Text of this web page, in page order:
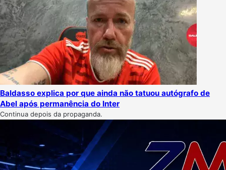
Baldasso explica por que ainda não tatuou autógrafo de
Abel após permanência do Inter
Continua depois da propaganda.